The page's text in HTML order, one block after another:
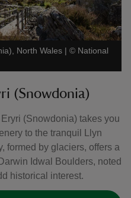
North Wales | © National
(Snowdonia)
(Snowdonia) takes you
to the tranquil Llyn
formed by glaciers, offers a
Idwal Boulders, noted
historical interest.